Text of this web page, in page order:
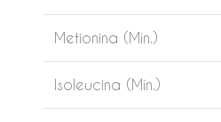
Metionina (Mín.)
Isoleucina (Mín.)